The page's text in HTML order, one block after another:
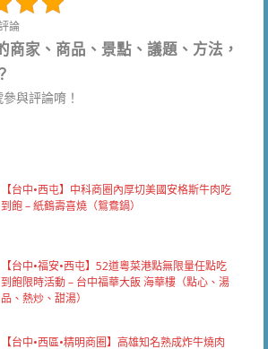
論
商家、商品、景點、議題、方法，
與評論唷！
【台中•西屯】中科商圈內厚切美國安格斯牛肉吃
到飽 – 紙鶴壽喜燒（鴛鴦鍋）
【台中•福安•西屯】52道粵菜港點無限量任點吃
到飽限時活動 – 台中福華大飯 海華樓（點心、湯
品、熱炒、甜湯）
【台中•西區•精明商圈】高雄知名熟成炸牛燒肉